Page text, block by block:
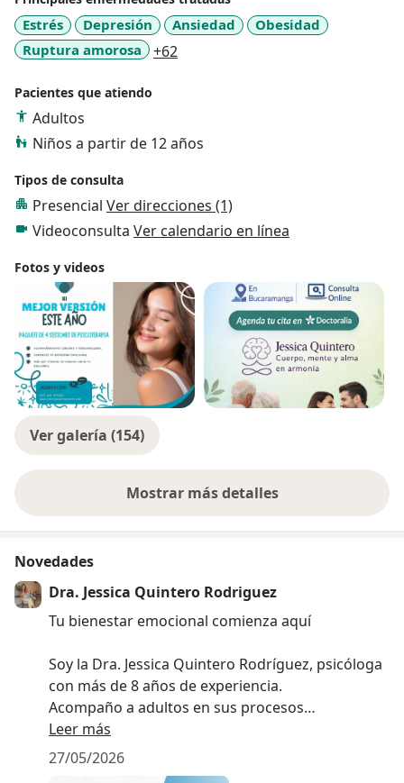
Estrés Depresión Ansiedad
Obesidad
Ruptura amorosa
+62
Pacientes que atiendo
Adultos
Niños a partir de 12 años
Tipos de consulta
Presencial Ver direcciones (1)
Videoconsulta Ver calendario en línea
Fotos y videos
Ver galería (154)
Mostrar más detalles
sobre la experiencia
Novedades
Dra. Jessica Quintero Rodriguez
Tu bienestar emocional comienza aquí
Soy la Dra. Jessica Quintero Rodríguez, psicóloga
con más de 8 años de experiencia.
Acompaño a adultos en sus procesos
emocionales desde un enfoque cognitivo-
conductual y compasivo.
Leer más
27/05/2026